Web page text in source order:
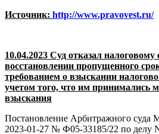
Источник: http://www.pravovest.ru/
10.04.2023 Суд отказал налоговому
восстановлении пропущенного
требованием о взыскании
учетом того, что им принимались
взыскания
Постановление Арбитражного суда
2023-01-27 № Ф05-33185/22 по делу